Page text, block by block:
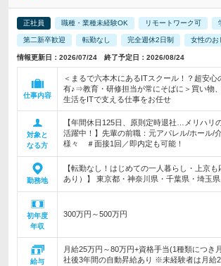
正社員 職種・業種未経験OK リモートワーク可
第二新卒歓迎 転勤なし 完全週休2日制 女性のお
情報更新日：2026/07/24 終了予定日：2026/08/24
仕事内容
＜まるで六本木にあるITスクール！？超安心
有♪⇒教育・研修担当が常にそばに＞買い物
生活をITで支える仕事をお任せ
対象と
なる方
【年間休日125日、原則定時退社…メリハリ
活躍中！】先輩の前職：元アパレル/ホール/
様々 ＃面接1回／即内定も可能！
勤務地
【転勤なし！はじめての一人暮らし・上京
あり）】 東京都・神奈川県・千葉県・埼玉県
初年度
年収
300万円～500万円
給与
月給25万円～80万円+資格手当(1種類につき
社後3年間の自動昇給あり ※未経験者は月給